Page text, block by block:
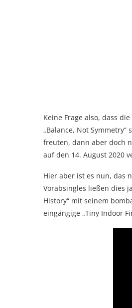
Keine Frage also, dass
„Balance, Not
freuten, dann aber doch
auf den 14. August 2020
Hier aber ist es nun, das
Vorabsingles ließen dies
History“ mit seinem
eingängige „Tiny Indoor